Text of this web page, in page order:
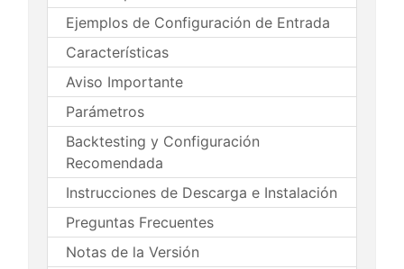
Ejemplos de Configuración de Entrada
Características
Aviso Importante
Parámetros
Backtesting y Configuración
Recomendada
Instrucciones de Descarga e Instalación
Preguntas Frecuentes
Notas de la Versión